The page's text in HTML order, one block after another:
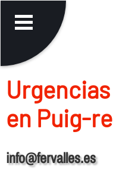
en Puig-
info@fervalles.es